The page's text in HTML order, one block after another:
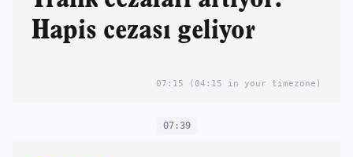
Hapis cezası geliyor
07:15 (04:15 in your timezone)
07:39